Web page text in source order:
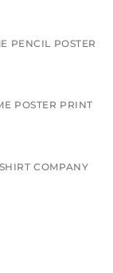
PENCIL POSTER
POSTER PRINT
COMPANY